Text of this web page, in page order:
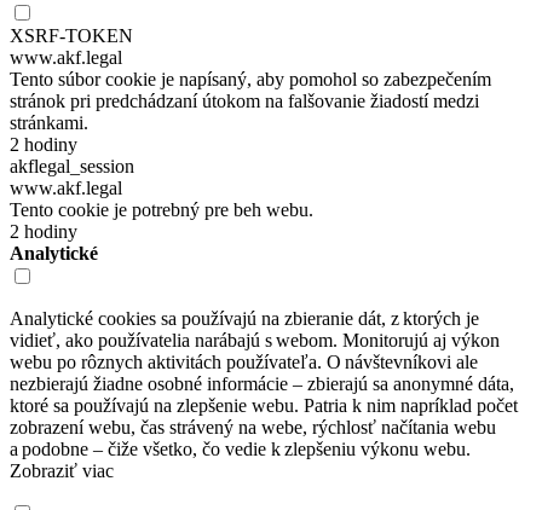
XSRF-TOKEN
www.akf.legal
Tento súbor cookie je napísaný, aby pomohol so zabezpečením
stránok pri predchádzaní útokom na falšovanie žiadostí medzi
stránkami.
2 hodiny
akflegal_session
www.akf.legal
Tento cookie je potrebný pre beh webu.
2 hodiny
Analytické
Analytické cookies sa používajú na zbieranie dát, z ktorých je
vidieť, ako používatelia narábajú s webom. Monitorujú aj výkon
webu po rôznych aktivitách používateľa. O návštevníkovi ale
nezbierajú žiadne osobné informácie – zbierajú sa anonymné dáta,
ktoré sa používajú na zlepšenie webu. Patria k nim napríklad počet
zobrazení webu, čas strávený na webe, rýchlosť načítania webu
a podobne – čiže všetko, čo vedie k zlepšeniu výkonu webu.
Zobraziť viac